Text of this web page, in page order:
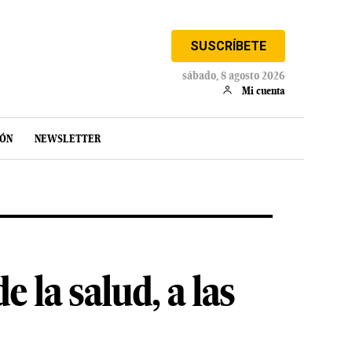
SUSCRÍBETE
sábado, 8 agosto 2026
Mi cuenta
NEWSLETTER
la salud, a las